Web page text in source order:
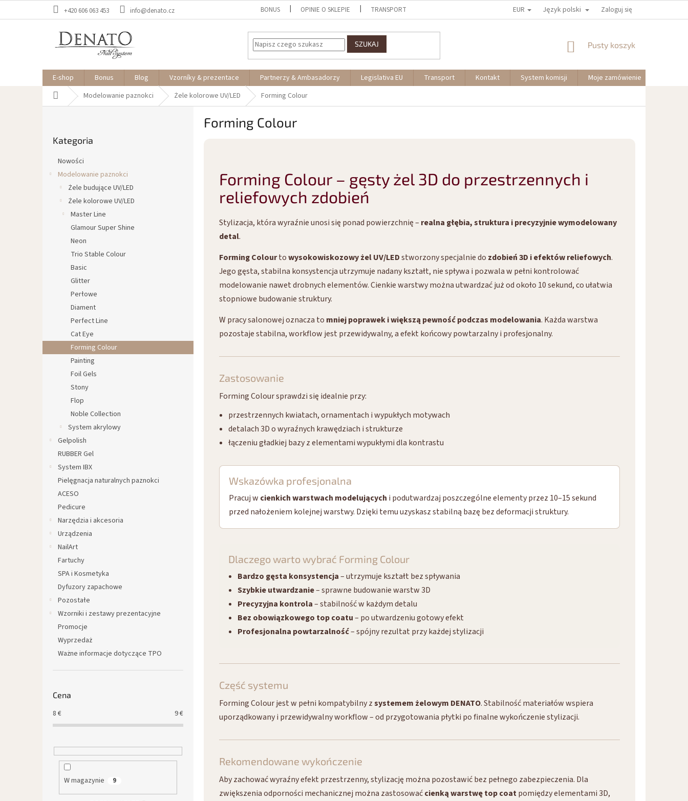
+420 606 063 453 info@denato.cz BONUS OPINIE O SKLEPIE TRANSPORT EUR Język polski Zaloguj się
SZUKAJ KOSZYK
Pusty koszyk
E-shop Bonus Blog Vzorníky & prezentace Partnerzy & Ambasadorzy Legislativa EU Transport Kontakt System komisji
Moje zamówienie
Home Modelowanie paznokci Żele kolorowe UV/LED Forming Colour
kategorie
Kategoria
Nowości
Modelowanie paznokci
Żele budujące UV/LED
Żele kolorowe UV/LED
Master Line
Glamour Super Shine
Neon
Trio Stable Colour
Basic
Glitter
Perłowe
Diament
Perfect Line
Cat Eye
Forming Colour
Painting
Foil Gels
Stony
Flop
Noble Collection
System akrylowy
Gelpolish
RUBBER Gel
System IBX
Pielęgnacja naturalnych paznokci
ACESO
Pedicure
Narzędzia i akcesoria
Urządzenia
NailArt
Fartuchy
SPA i Kosmetyka
Dyfuzory zapachowe
Pozostałe
Wzorniki i zestawy prezentacyjne
Promocje
Wyprzedaż
Ważne informacje dotyczące TPO
Cena
8 € 9€
W magazynie 9
Forming Colour
Forming Colour – gęsty żel 3D do przestrzennych i
reliefowych zdobień
Stylizacja, która wyraźnie unosi się ponad powierzchnię – realna głębia, struktura i precyzyjnie wymodelowany
detal.
Forming Colourtowysokowiskozowy żel UV/LEDstworzony specjalnie do zdobień 3D i efektów reliefowych.
Jego gęsta, stabilna konsystencja utrzymuje nadany kształt, nie spływa i pozwala w pełni kontrolować
modelowanie nawet drobnych elementów. Cienkie warstwy można utwardzać już od około 10 sekund, co ułatwia
stopniowe budowanie struktury.
W pracy salonowej oznacza to mniej poprawek i większą pewność podczas modelowania. Każda warstwa
pozostaje stabilna, workflow jest przewidywalny, a efekt końcowy powtarzalny i profesjonalny.
Zastosowanie
Forming Colour sprawdzi się idealnie przy:
przestrzennych kwiatach, ornamentach i wypukłych motywach
detalach 3D o wyraźnych krawędziach i strukturze
łączeniu gładkiej bazy z elementami wypukłymi dla kontrastu
Wskazówka profesjonalna
Pracuj w cienkich warstwach modelujących i podutwardzaj poszczególne elementy przez 10–15 sekund
przed nałożeniem kolejnej warstwy. Dzięki temu uzyskasz stabilną bazę bez deformacji struktury.
Dlaczego warto wybrać Forming Colour
Bardzo gęsta konsystencja– utrzymuje kształt bez spływania
Szybkie utwardzanie– sprawne budowanie warstw 3D
Precyzyjna kontrola– stabilność w każdym detalu
Bez obowiązkowego top coatu– po utwardzeniu gotowy efekt
Profesjonalna powtarzalność– spójny rezultat przy każdej stylizacji
Część systemu
Forming Colour jest w pełni kompatybilny zsystemem żelowym DENATO. Stabilność materiałów wspiera
uporządkowany i przewidywalny workflow – od przygotowania płytki po finalne wykończenie stylizacji.
Rekomendowane wykończenie
Aby zachować wyraźny efekt przestrzenny, stylizację można pozostawić bez pełnego zabezpieczenia. Dla
zwiększenia odporności mechanicznej można zastosowaćcienką warstwę top coatpomiędzy elementami 3D,